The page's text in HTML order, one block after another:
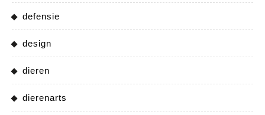
defensie
design
dieren
dierenarts